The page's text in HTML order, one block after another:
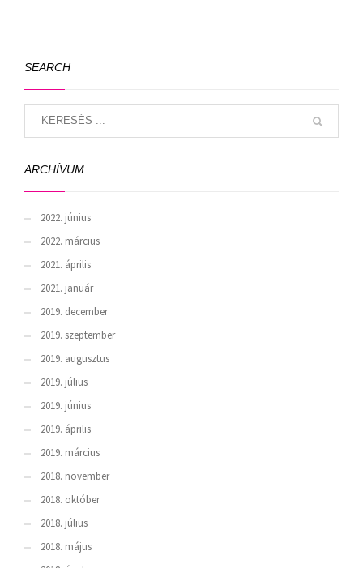
SEARCH
ARCHÍVUM
2022. június
2022. március
2021. április
2021. január
2019. december
2019. szeptember
2019. augusztus
2019. július
2019. június
2019. április
2019. március
2018. november
2018. október
2018. július
2018. május